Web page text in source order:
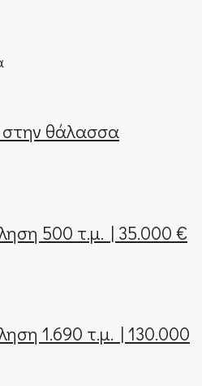
θάλασσα
500 τ.μ. | 35.000 €
1.690 τ.μ. | 130.000